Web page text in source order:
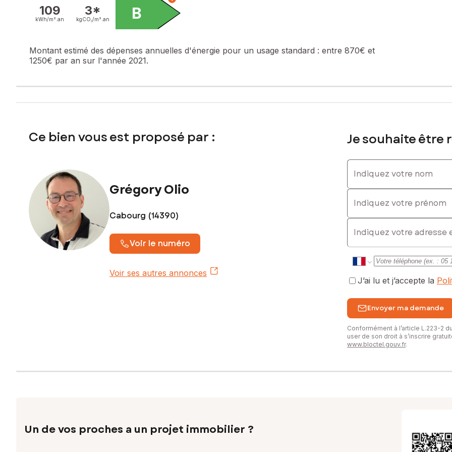
Les biens de cette qualité ne restent jamais longtemps disponibles.
Prix de vente : 580 000 €
Honoraires charge vendeur
Contactez votre conseiller SAFTI : Grégory OLIO, Tél. : 0659619154, E-mail : gregory.olio@safti.fr - EI - Agent commercial
109
kWh/m². an
3*
kgCO₂/m². an B
Montant estimé des dépenses annuelles d'énergie pour un usage standard : entre 870€ et
1250€ par an sur l'année 2021.
Ce bien vous est proposé par :
Grégory Olio
Cabourg (14390)
Voir le numéro
Voir ses autres annonces
Je souhaite être
Indiquez votre nom
Indiquez votre prénom
E-mail
J’ai lu et j’accepte la
Envoyer ma demande
Conformément à l’article L.223-2
user de son droit à s’inscrire
www.bloctel.gouv.fr.
Un de vos proches a un projet immobilier ?